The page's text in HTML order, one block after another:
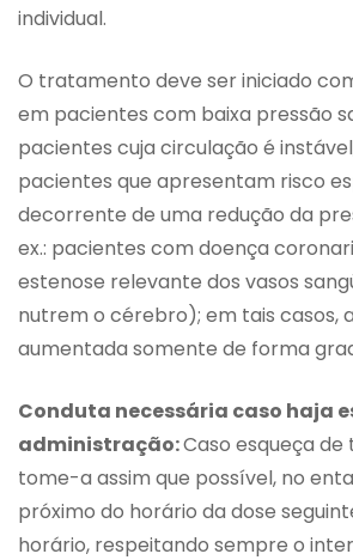
individual.
O tratamento deve ser iniciado
em pacientes com baixa pressão
pacientes cuja circulação é
pacientes que apresentam risco
decorrente de uma redução da
ex.: pacientes com doença
estenose relevante dos vasos
nutrem o cérebro); em tais casos,
aumentada somente de forma
Conduta necessária caso haja
administração:Caso esqueça
tome-a assim que possível, no
próximo do horário da dose
horário, respeitando sempre o